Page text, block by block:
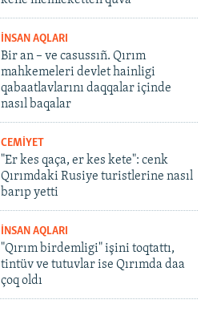
İNSAN AQLARI
Bir an – ve casussıñ. Qırım
mahkemeleri devlet hainligi
qabaatlavlarını daqqalar içinde
nasıl baqalar
CEMİYET
"Er kes qaça, er kes kete": cenk
Qırımdaki Rusiye turistlerine nasıl
barıp yetti
İNSAN AQLARI
"Qırım birdemligi" işini toqtattı,
tintüv ve tutuvlar ise Qırımda daa
çoq oldı